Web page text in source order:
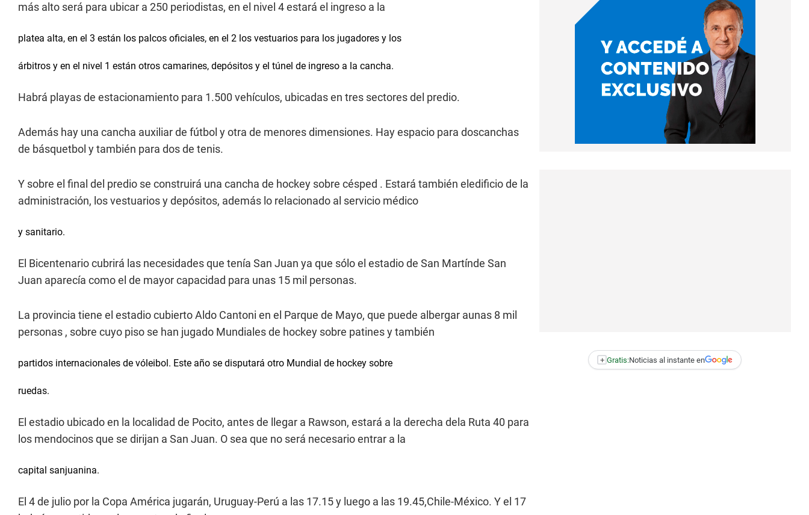
más alto será para ubicar a 250 periodistas, en el nivel 4 estará el ingreso a la
platea alta, en el 3 están los palcos oficiales, en el 2 los vestuarios para los jugadores y los
árbitros y en el nivel 1 están otros camarines, depósitos y el túnel de ingreso a la cancha.
Habrá playas de estacionamiento para 1.500 vehículos, ubicadas en tres sectores del predio.
Además hay una cancha auxiliar de fútbol y otra de menores dimensiones. Hay espacio para doscanchas
de básquetbol y también para dos de tenis.
Y sobre el final del predio se construirá una cancha de hockey sobre césped . Estará también eledificio de la
administración, los vestuarios y depósitos, además lo relacionado al servicio médico
y sanitario.
El Bicentenario cubrirá las necesidades que tenía San Juan ya que sólo el estadio de San Martínde San
Juan aparecía como el de mayor capacidad para unas 15 mil personas.
La provincia tiene el estadio cubierto Aldo Cantoni en el Parque de Mayo, que puede albergar aunas 8 mil
personas , sobre cuyo piso se han jugado Mundiales de hockey sobre patines y también
partidos internacionales de vóleibol. Este año se disputará otro Mundial de hockey sobre
ruedas.
El estadio ubicado en la localidad de Pocito, antes de llegar a Rawson, estará a la derecha dela Ruta 40 para
los mendocinos que se dirijan a San Juan. O sea que no será necesario entrar a la
capital sanjuanina.
El 4 de julio por la Copa América jugarán, Uruguay-Perú a las 17.15 y luego a las 19.45,Chile-México. Y el 17
+ Gratis:Noticias al instante en